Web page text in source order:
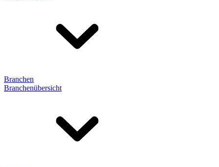
Branchen
Branchenübersicht